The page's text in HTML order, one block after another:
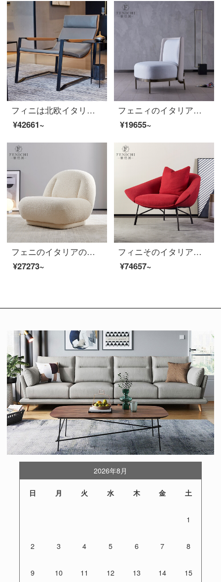
フィニは北欧イタリアのシングルソファーとペンションのリビングルームの後、現代簡約なアイデアデザイナーの寝そべった椅子のベランダのレジャーチェアという意味の極简【ソファチェア】
¥42661~
フェニィのイタリア式の極簡単な布芸ソファー椅子のリビングには肘掛けと虎椅子が付いています。軽奢なベランダデザイナーレジャーチェア【手すりなし】カターニア白
¥19655~
フェニのイタリアのデザイナーのアイデアのシングルソファチェアは、軽贅沢の後、近代的なハイエンドの白いカシミヤの布のカジュアルな椅子のハイエンドのカシミアの布
¥27273~
フィニそのイタリア式の極簡単なシングルソファー椅子イタリアの赤い布芸軟包客間の金属の足は軽奢で豪華な豆包のレジャー椅子のソファーの意味式はきわめて簡単です。
¥74657~
2026年8月
日 月 火 水 木 金 土
1
2 3 4 5 6 7 8
9 10 11 12 13 14 15